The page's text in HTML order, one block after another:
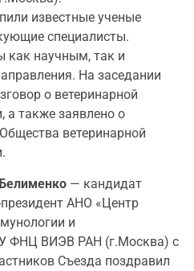
известные ученые
специалисты.
научным, так и
На заседании
о ветеринарной
а также заявлено о
ветеринарной
— кандидат
АНО «Центр
и
ФНЦ ВИЭВ РАН (г.Москва) с
Съезда поздравил